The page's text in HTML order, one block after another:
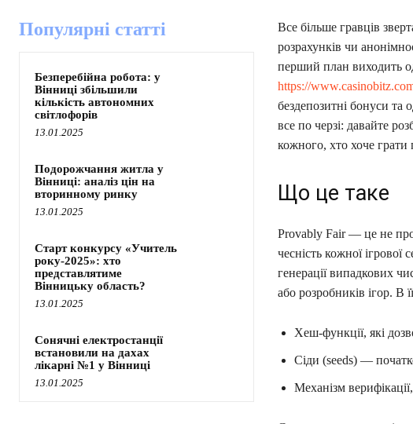
Популярні статті
Безперебійна робота: у
Вінниці збільшили
кількість автономних
світлофорів
13.01.2025
Подорожчання житла у
Вінниці: аналіз цін на
вторинному ринку
13.01.2025
Старт конкурсу «Учитель
року-2025»: хто
представлятиме
Вінницьку область?
13.01.2025
Сонячні електростанції
встановили на дахах
лікарні №1 у Вінниці
13.01.2025
Все більше гравців
розрахунків чи
перший план виходить
https://
бездепозитні бонуси та
все по черзі: давайте
кожного, хто хоче
Що це таке
Provably Fair — це не
чесність кожної
генерації випадкових
або розробників ігор. В
Хеш-функції, які
Сіди (seeds) —
Механізм